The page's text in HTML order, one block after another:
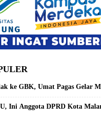
ke GBK, Umat Pagas Gelar
Ini Anggota DPRD Kota